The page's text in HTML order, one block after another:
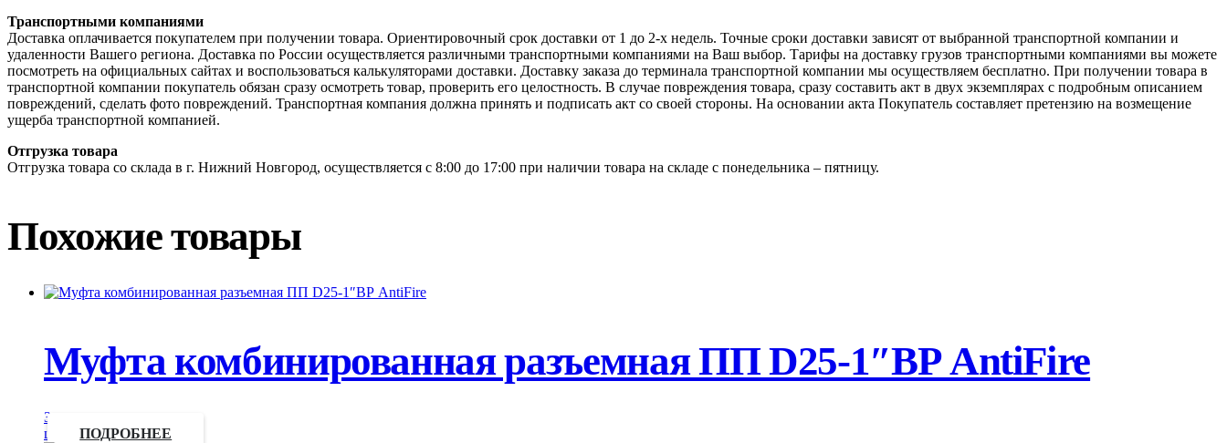
Транспортными компаниями
Доставка оплачивается покупателем при получении товара. Ориентировочный срок доставки от 1 до 2-х недель. Точные сроки доставки зависят от выбранной транспортной компании и
удаленности Вашего региона. Доставка по России осуществляется различными транспортными компаниями на Ваш выбор. Тарифы на доставку грузов транспортными компаниями вы можете
посмотреть на официальных сайтах и воспользоваться калькуляторами доставки. Доставку заказа до терминала транспортной компании мы осуществляем бесплатно. При получении товара в
транспортной компании покупатель обязан сразу осмотреть товар, проверить его целостность. В случае повреждения товара, сразу составить акт в двух экземплярах с подробным описанием
повреждений, сделать фото повреждений. Транспортная компания должна принять и подписать акт со своей стороны. На основании акта Покупатель составляет претензию на возмещение
ущерба транспортной компанией.
Отгрузка товара
Отгрузка товара со склада в г. Нижний Новгород, осуществляется с 8:00 до 17:00 при наличии товара на складе с понедельника – пятницу.
Похожие товары
Муфта комбинированная разъемная ПП D25-1″ВР AntiFire
Запросить
цену
ПОДРОБНЕЕ